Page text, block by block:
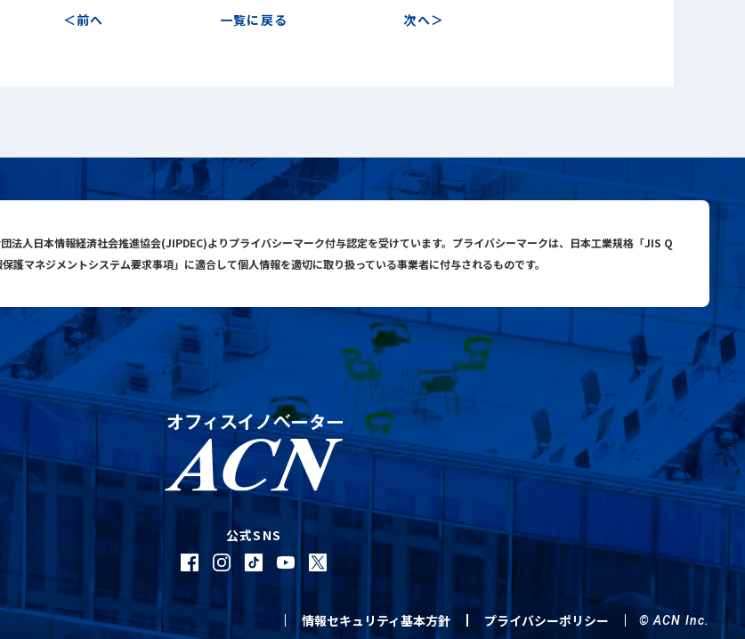
前へ 一覧に戻る 次へ
法人日本情報経済社会推進協会(JIPDEC)よりプライバシーマーク付与認定を受けています。プライバシーマークは、日本工業規格「JIS Q
護マネジメントシステム要求事項」に適合して個人情報を適切に取り扱っている事業者に付与されるものです。
公式SNS
情報セキュリティ基本方針 プライバシーポリシー © ACN Inc.